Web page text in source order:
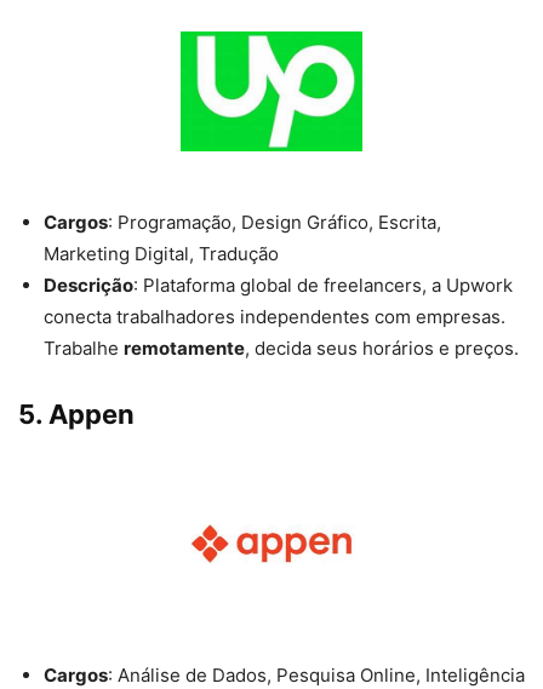
Cargos: Programação, Design Gráfico, Escrita,
Marketing Digital, Tradução
Descrição: Plataforma global de freelancers, a Upwork
conecta trabalhadores independentes com empresas.
Trabalhe remotamente, decida seus horários e preços.
5. Appen
Cargos: Análise de Dados, Pesquisa Online, Inteligência